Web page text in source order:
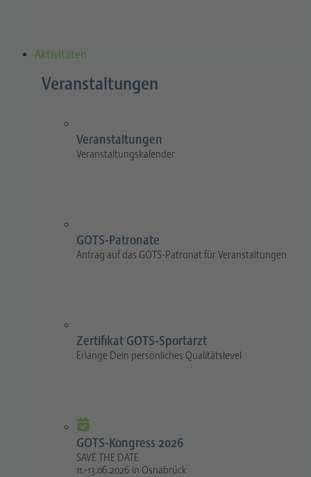
Aktivitäten
Veranstaltungen
Veranstaltungen
Veranstaltungskalender
GOTS-Patronate
Antrag auf das GOTS-Patronat für Veranstaltungen
Zertifikat GOTS-Sportarzt
Erlange Dein persönliches Qualitätslevel
GOTS-Kongress 2026
SAVE THE DATE
11.-13.06.2026 in Osnabrück